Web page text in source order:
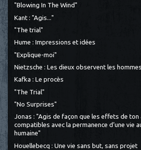
"Blowing In The Wind"
Kant : "Agis..."
"The trial"
Hume : Impressions et idées
"Explique-moi"
Nietzsche : Les dieux observent les hommes
Kafka : Le procès
"The Trial"
"No Surprises"
Jonas : "Agis de façon que les effets de
compatibles avec la permanence d’une vie
humaine"
Houellebecq : Une vie sans but, sans projet